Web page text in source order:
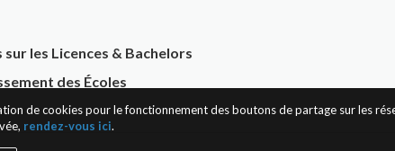
sur les Licences & Bachelors
des Écoles
de cookies pour le fonctionnement des boutons de partage sur les
rendez-vous ici.